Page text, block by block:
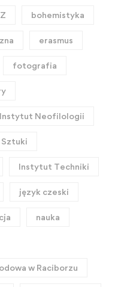
bohemistyka
erasmus
fotografia
Instytut Neofilologii
Instytut Techniki
język czeski
nauka
w Raciborzu